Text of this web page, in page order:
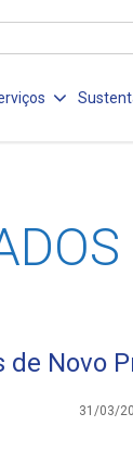
de Novo
31/03/